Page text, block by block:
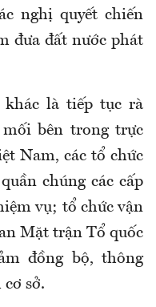
nghị quyết chiến
đưa đất nước phát
là tiếp tục rà
mối bên trong trực
Nam, các tổ chức
chúng các cấp
vụ; tổ chức vận
Mặt trận Tổ quốc
đồng bộ, thông
sở.